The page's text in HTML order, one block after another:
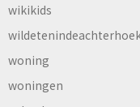
wikikids
woning
woningen